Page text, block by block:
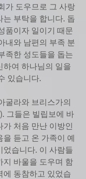
가 도우므로 그 사랑
는 부탁을 합니다. 돕
품이자 일이기 때문
내와 남편의 부족 분
족한 성도들을 돕는
하여 하나님의 일을
있습니다.
굴라와 브리스가의
그들은 빌립보에 바
처음 만난 이방인
듣고 온 가족이 예
었습니다. 이 사람들
지 바울을 도우며 함
동참하고 있었습